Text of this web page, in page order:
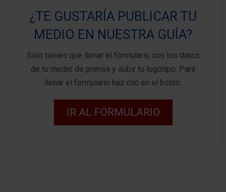
¿TE GUSTARÍA PUBLICAR TU
MEDIO EN NUESTRA GUÍA?
Solo tienes que llenar el formulario con los datos
de tu medio de prensa y subir tu logotipo. Para
llenar el formulario haz clic en el botón.
IR AL FORMULARIO